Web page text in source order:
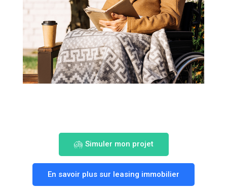
Simuler mon projet
En savoir plus sur leasing immobilier